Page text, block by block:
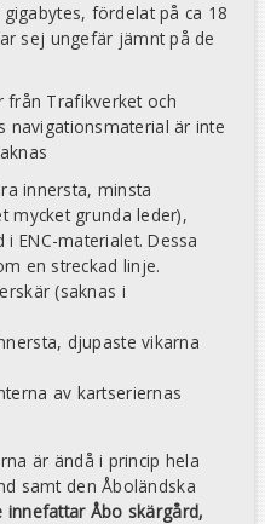
fördelat på ca 18
sej ungefär jämnt på de
Trafikverket och
navigationsmaterial är inte
innersta, minsta
mycket grunda leder),
ENC-materialet. Dessa
en streckad linje.
(saknas i
djupaste vikarna
av kartseriernas
är ändå i princip hela
samt den Åboländska
innefattar Åbo skärgård,